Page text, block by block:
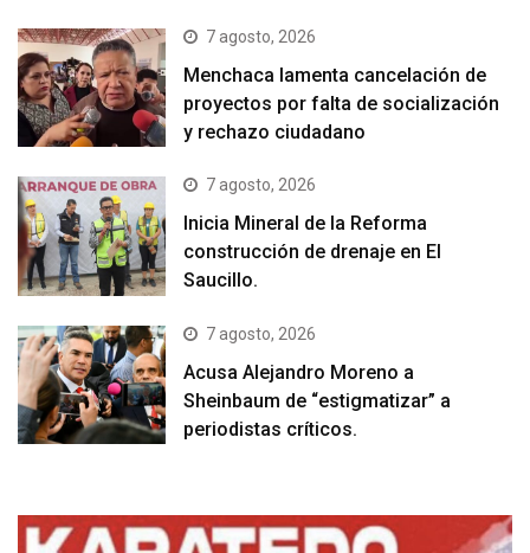
7 agosto, 2026
Menchaca lamenta cancelación de
proyectos por falta de socialización
y rechazo ciudadano
7 agosto, 2026
Inicia Mineral de la Reforma
construcción de drenaje en El
Saucillo.
7 agosto, 2026
Acusa Alejandro Moreno a
Sheinbaum de “estigmatizar” a
periodistas críticos.